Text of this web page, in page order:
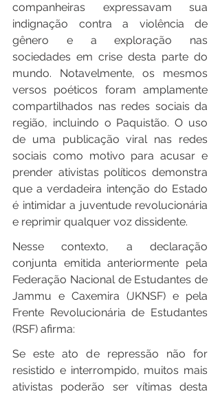
companheiras expressavam sua
indignação contra a violência de
gênero e a exploração nas
sociedades em crise desta parte do
mundo. Notavelmente, os mesmos
versos poéticos foram amplamente
compartilhados nas redes sociais da
região, incluindo o Paquistão. O uso
de uma publicação viral nas redes
sociais como motivo para acusar e
prender ativistas políticos demonstra
que a verdadeira intenção do Estado
é intimidar a juventude revolucionária
e reprimir qualquer voz dissidente.
Nesse contexto, a declaração
conjunta emitida anteriormente pela
Federação Nacional de Estudantes de
Jammu e Caxemira (JKNSF) e pela
Frente Revolucionária de Estudantes
(RSF) afirma:
Se este ato de repressão não for
resistido e interrompido, muitos mais
ativistas poderão ser vítimas desta